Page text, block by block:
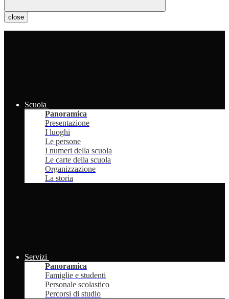
close
Scuola
Panoramica
Presentazione
I luoghi
Le persone
I numeri della scuola
Le carte della scuola
Organizzazione
La storia
Servizi
Panoramica
Famiglie e studenti
Personale scolastico
Percorsi di studio